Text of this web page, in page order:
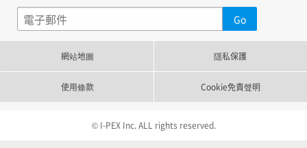
網站地圖 隱私保護
使用條款 Cookie免責聲明
© I-PEX Inc. ALL rights reserved.